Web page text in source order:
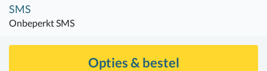
SMS
Onbeperkt SMS
Opties & bestel